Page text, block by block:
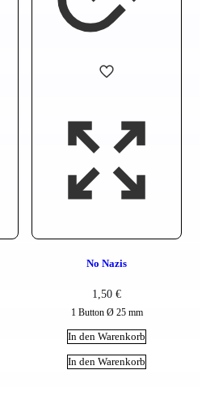
No Nazis
1,50€
1 Button Ø 25 mm
In den Warenkorb
In den Warenkorb